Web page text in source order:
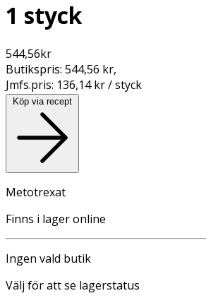
1 styck
544,56kr
Butikspris: 544,56 kr,
Jmfs.pris: 136,14 kr / styck
Köp via recept
Metotrexat
Finns i lager online
Ingen vald butik
Välj för att se lagerstatus